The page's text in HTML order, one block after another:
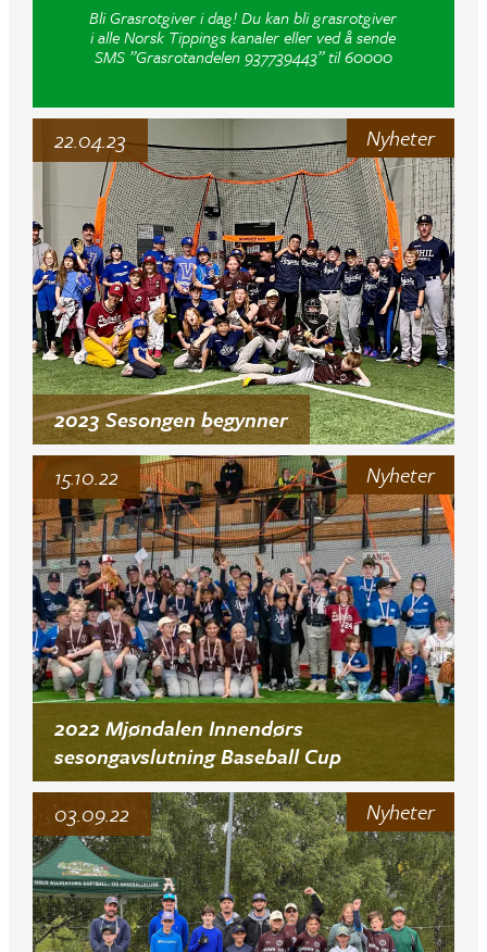
Bli Grasrotgiver i dag! Du kan bli grasrotgiver
i alle Norsk Tippings kanaler eller ved å sende
SMS ”Grasrotandelen 937739443” til 60000
Nyheter
2023 Sesongen begynner
22.04.23
Nyheter
2022 Mjøndalen Innendørs
sesongavslutning Baseball Cup
15.10.22
Nyheter
03.09.22